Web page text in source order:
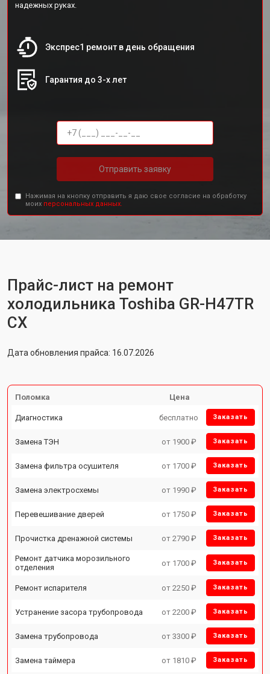
надежных руках.
Экспрес1 ремонт в день обращения
Гарантия до 3-х лет
Отправить заявку
Нажимая на кнопку отправить я даю свое согласие на обработку
моих персональных данных.
Прайс-лист на ремонт
холодильника Toshiba GR-H47TR
CX
Дата обновления прайса: 16.07.2026
Поломка Цена
Диагностика бесплатно Заказать
Замена ТЭН от 1900 ₽ Заказать
Замена фильтра осушителя от 1700 ₽ Заказать
Замена электросхемы от 1990 ₽ Заказать
Перевешивание дверей от 1750 ₽ Заказать
Прочистка дренажной системы от 2790 ₽ Заказать
Ремонт датчика морозильного
отделения
от 1700 ₽ Заказать
Ремонт испарителя от 2250 ₽ Заказать
Устранение засора трубопровода от 2200 ₽ Заказать
Замена трубопровода от 3300 ₽ Заказать
Замена таймера от 1810 ₽ Заказать